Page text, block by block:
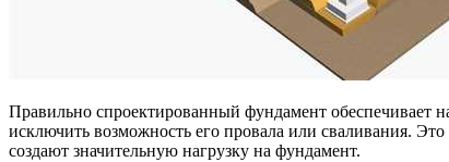
Правильно спроектированный фундамент обеспечивает
исключить возможность его провала или сваливания.
создают значительную нагрузку на фундамент.